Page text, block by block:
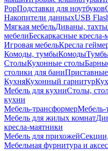
PopПодставки для ноутбуков
Накопители данныхUSB
Мягкая мебельДиваны, тахты
мебелиБескаркасные
Игровая мебельКресла
Комоды, тумбыКомоды
СтолыКухонные столы
столики для бани
КухняКухонный гарнитур
Мебель для кухниСтолы,
кухни
Мебель-трансформерМебель-
Мебель для жилых комнат
кресла-маятники
Мебель для прихожей
Мебельная фурнитура и